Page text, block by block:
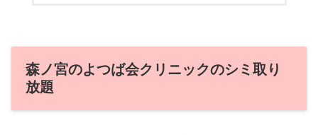
森ノ宮のよつば会クリニックのシミ取り
放題